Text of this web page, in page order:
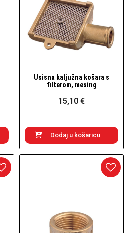
Brzi pogled
Usisna kaljužna košara s
filterom, mesing
15,10 €
Dodaj u košaricu